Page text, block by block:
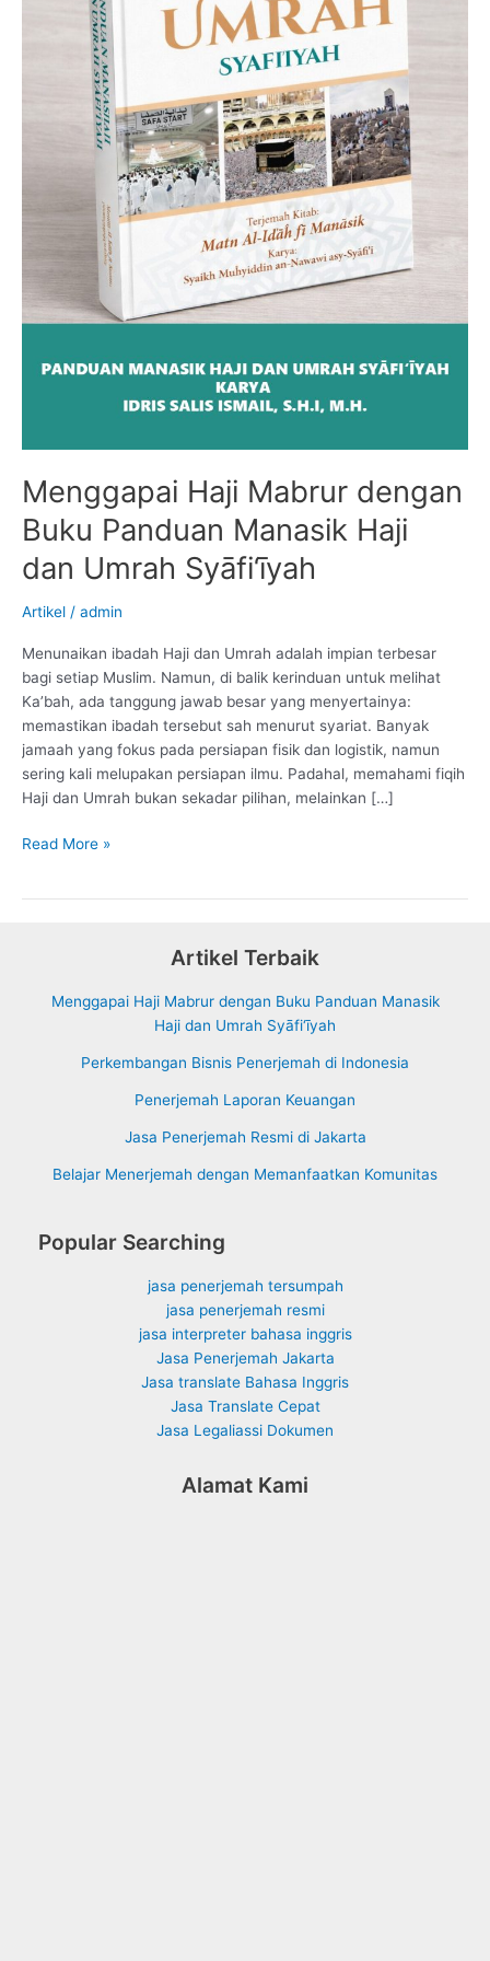
Menggapai Haji Mabrur dengan
Buku Panduan Manasik Haji
dan Umrah Syāfi‘īyah
Artikel / admin
Menunaikan ibadah Haji dan Umrah adalah impian terbesar
bagi setiap Muslim. Namun, di balik kerinduan untuk melihat
Ka’bah, ada tanggung jawab besar yang menyertainya:
memastikan ibadah tersebut sah menurut syariat. Banyak
jamaah yang fokus pada persiapan fisik dan logistik, namun
sering kali melupakan persiapan ilmu. Padahal, memahami fiqih
Haji dan Umrah bukan sekadar pilihan, melainkan […]
Menggapai
Read More »
Artikel Terbaik
Menggapai Haji Mabrur dengan Buku Panduan Manasik
Haji dan Umrah Syāfi‘īyah
Perkembangan Bisnis Penerjemah di Indonesia
Penerjemah Laporan Keuangan
Jasa Penerjemah Resmi di Jakarta
Belajar Menerjemah dengan Memanfaatkan Komunitas
Popular Searching
jasa penerjemah tersumpah
jasa penerjemah resmi
jasa interpreter bahasa inggris
Jasa Penerjemah Jakarta
Jasa translate Bahasa Inggris
Jasa Translate Cepat
Jasa Legaliassi Dokumen
Alamat Kami